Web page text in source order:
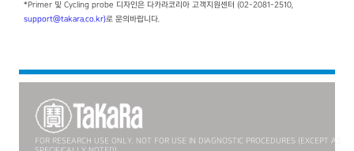
*Primer 및 Cycling probe 디자인은 다카라코리아 고객지원센터 (02-2081-2510,
support@takara.co.kr)로 문의바랍니다.
FOR RESEARCH USE ONLY. NOT FOR USE IN DIAGNOSTIC PROCEDURES (EXCEPT AS